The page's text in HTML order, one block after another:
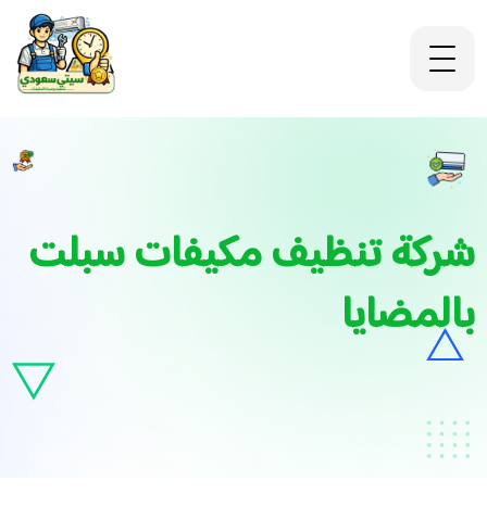
شركة تنظيف مكيفات سبلت
بالمضايا